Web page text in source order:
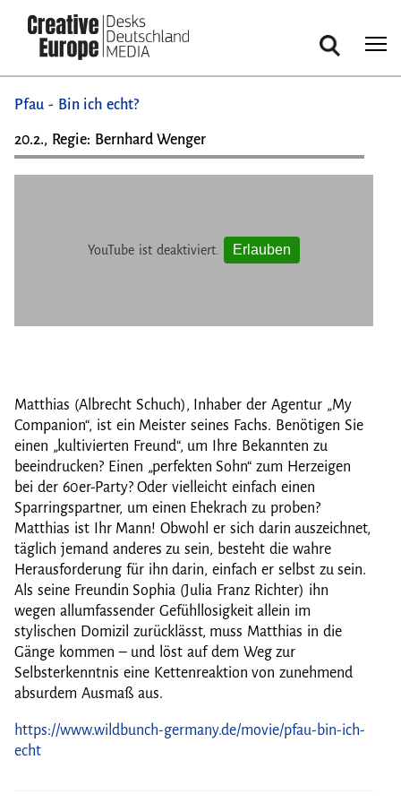
zum
Inhalt
Suche
Pfau - Bin ich echt?
20.2., Regie: Bernhard Wenger
YouTube ist deaktiviert. Erlauben
Matthias (Albrecht Schuch), Inhaber der Agentur „My
Companion“, ist ein Meister seines Fachs. Benötigen Sie
einen „kultivierten Freund“, um Ihre Bekannten zu
beeindrucken? Einen „perfekten Sohn“ zum Herzeigen
bei der 60er-Party? Oder vielleicht einfach einen
Sparringspartner, um einen Ehekrach zu proben?
Matthias ist Ihr Mann! Obwohl er sich darin auszeichnet,
täglich jemand anderes zu sein, besteht die wahre
Herausforderung für ihn darin, einfach er selbst zu sein.
Als seine Freundin Sophia (Julia Franz Richter) ihn
wegen allumfassender Gefühllosigkeit allein im
stylischen Domizil zurücklässt, muss Matthias in die
Gänge kommen – und löst auf dem Weg zur
Selbsterkenntnis eine Kettenreaktion von zunehmend
absurdem Ausmaß aus.
https://www.wildbunch-germany.de/movie/pfau-bin-ich-
echt